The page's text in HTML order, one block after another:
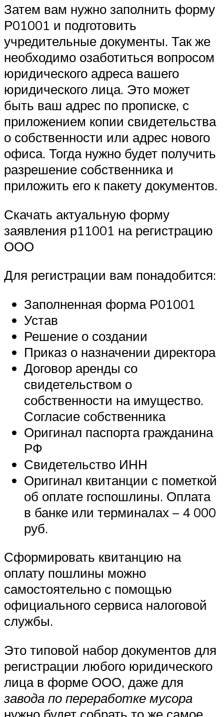
Затем вам нужно заполнить форму
Р01001 и подготовить
учредительные документы. Так же
необходимо озаботиться вопросом
юридического адреса вашего
юридического лица. Это может
быть ваш адрес по прописке, с
приложением копии свидетельства
о собственности или адрес нового
офиса. Тогда нужно будет получить
разрешение собственника и
приложить его к пакету документов.
Скачать актуальную форму
заявления р11001 на регистрацию
ООО
Для регистрации вам понадобится:
Заполненная форма Р01001
Устав
Решение о создании
Приказ о назначении директора
Договор аренды со
свидетельством о
собственности на имущество.
Согласие собственника
Оригинал паспорта гражданина
РФ
Свидетельство ИНН
Оригинал квитанции с пометкой
об оплате госпошлины. Оплата
в банке или терминалах – 4 000
руб.
Сформировать квитанцию на
оплату пошлины можно
самостоятельно с помощью
официального сервиса налоговой
службы.
Это типовой набор документов для
регистрации любого юридического
лица в форме ООО, даже для
завода по переработке мусора